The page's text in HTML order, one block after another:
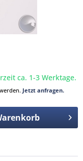
ca. 1-3 Werktage.
Jetzt anfragen.